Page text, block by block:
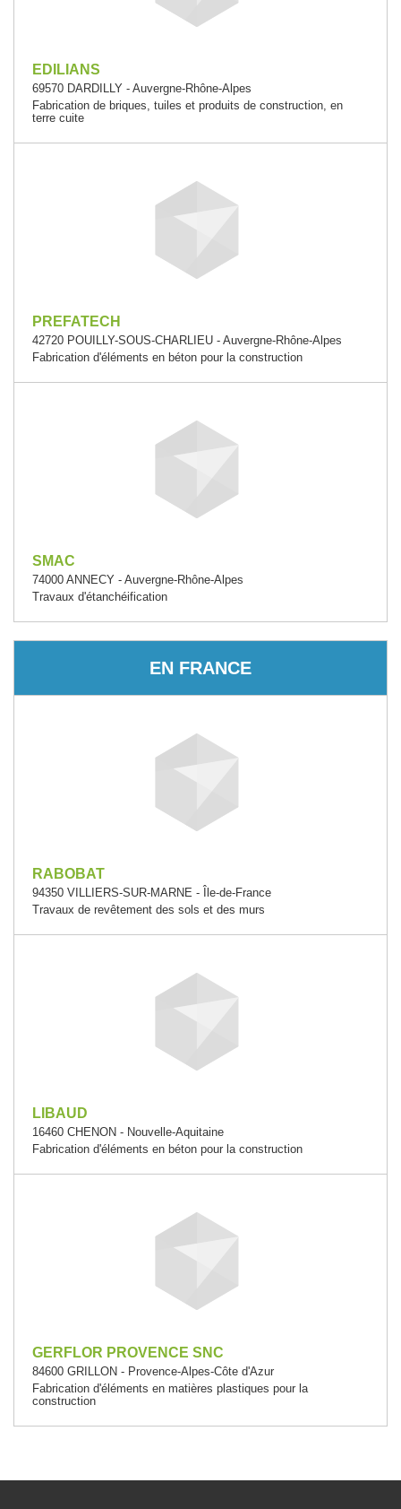
EDILIANS
69570 DARDILLY - Auvergne-Rhône-Alpes
Fabrication de briques, tuiles et produits de construction, en
terre cuite
PREFATECH
42720 POUILLY-SOUS-CHARLIEU - Auvergne-Rhône-Alpes
Fabrication d'éléments en béton pour la construction
SMAC
74000 ANNECY - Auvergne-Rhône-Alpes
Travaux d'étanchéification
EN FRANCE
RABOBAT
94350 VILLIERS-SUR-MARNE - Île-de-France
Travaux de revêtement des sols et des murs
LIBAUD
16460 CHENON - Nouvelle-Aquitaine
Fabrication d'éléments en béton pour la construction
GERFLOR PROVENCE SNC
84600 GRILLON - Provence-Alpes-Côte d'Azur
Fabrication d'éléments en matières plastiques pour la
construction